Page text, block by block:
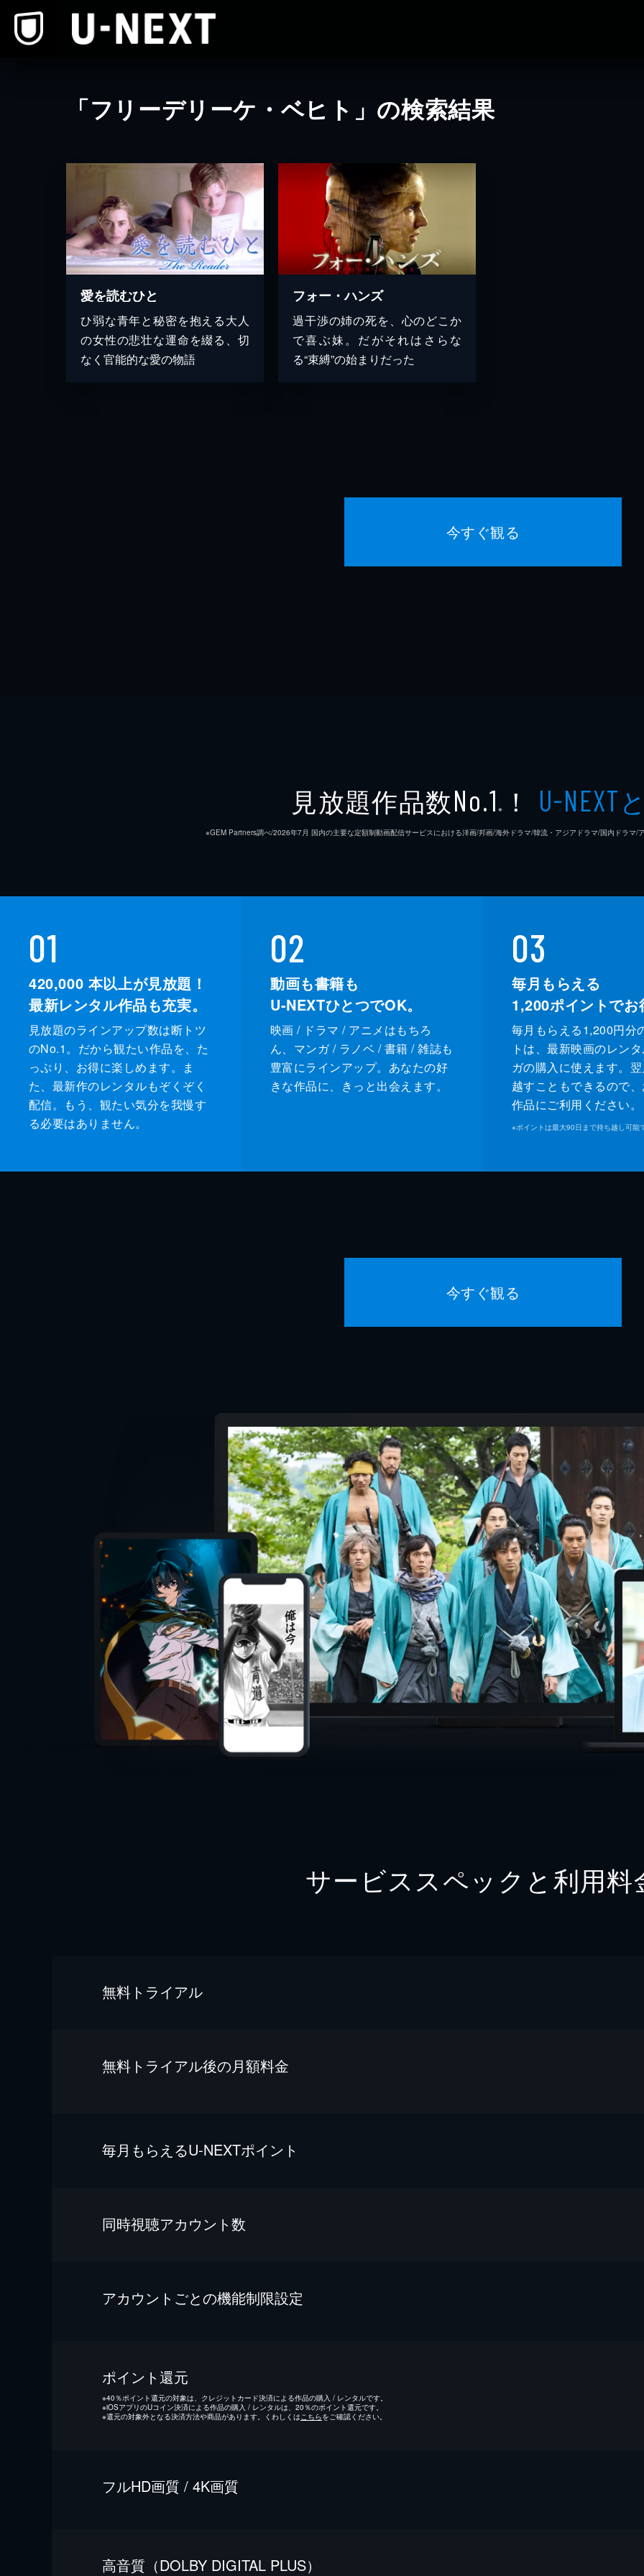
「フリーデリーケ・ベヒト」の検索結果
愛を読むひと
ひ弱な青年と秘密を抱える大人
の女性の悲壮な運命を綴る、切
なく官能的な愛の物語
フォー・ハンズ
過干渉の姉の死を、心のどこか
で喜ぶ妹。だがそれはさらな
る“束縛”の始まりだった
今すぐ観る
見放題作品数No.1 ※ ！ U-NEXT
※GEM Partners調べ/2026年7⽉ 国内の主要な定額制動画配信サービスにおける洋画/邦画/海外ドラマ/韓流・アジアドラマ/国内ドラマ/
01
420,000 本以上が見放題！
最新レンタル作品も充実。
見放題のラインアップ数は断トツ
のNo.1。だから観たい作品を、た
っぷり、お得に楽しめます。ま
た、最新作のレンタルもぞくぞく
配信。もう、観たい気分を我慢す
る必要はありません。
02
動画も書籍も
U-NEXTひとつでOK。
映画 / ドラマ / アニメはもちろ
ん、マンガ / ラノベ / 書籍 / 雑誌も
豊富にラインアップ。あなたの好
きな作品に、きっと出会えます。
03
毎月もらえる
1,200ポイントでお
毎月もらえる1,200円分
トは、最新映画のレン
ガの購入に使えます。
越すこともできるので
作品にご利用ください。
※ポイントは最大90日まで持ち越し可能
今すぐ観る
サービススペックと利用料
無料トライアル
無料トライアル後の⽉額料金
毎⽉もらえるU-NEXTポイント
同時視聴アカウント数
アカウントごとの機能制限設定
ポイント還元
※40％ポイント還元の対象は、クレジットカード決済による作品の購入 / レンタルです。
※iOSアプリのUコイン決済による作品の購入 / レンタルは、20％のポイント還元です。
※還元の対象外となる決済方法や商品があります。くわしくは こちらをご確認ください。
フルHD画質 / 4K画質
⾼⾳質（DOLBY DIGITAL PLUS）